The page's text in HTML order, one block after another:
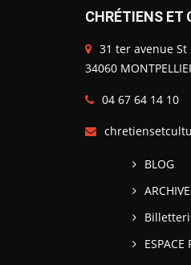
CHRÉTIENS ET
31 ter avenue St
34060
04 67 64 14 10
BLOG
ESPACE